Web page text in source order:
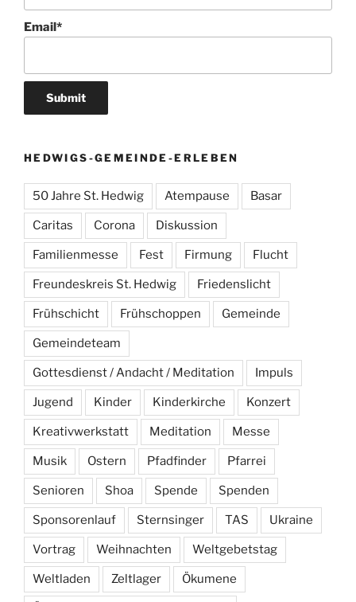
Email*
HEDWIGS-GEMEINDE-ERLEBEN
50 Jahre St. Hedwig Atempause Basar
Caritas Corona Diskussion
Familienmesse Fest Firmung Flucht
Freundeskreis St. Hedwig Friedenslicht
Frühschicht Frühschoppen Gemeinde
Gemeindeteam
Gottesdienst / Andacht / Meditation Impuls
Jugend Kinder Kinderkirche Konzert
Kreativwerkstatt Meditation Messe
Musik Ostern Pfadfinder Pfarrei
Senioren Shoa Spende Spenden
Sponsorenlauf Sternsinger TAS Ukraine
Vortrag Weihnachten Weltgebetstag
Weltladen Zeltlager Ökumene